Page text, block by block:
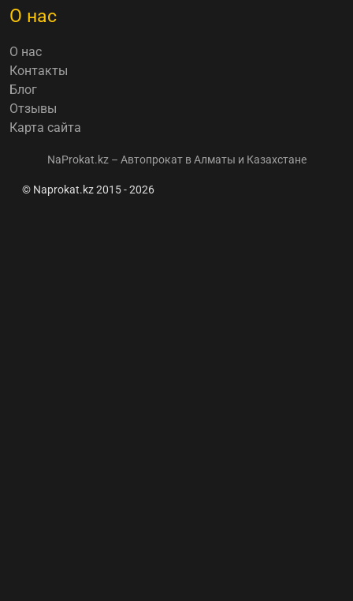
О нас
О нас
Контакты
Блог
Отзывы
Карта сайта
NaProkat.kz – Автопрокат в Алматы и Казахстане
© Naprokat.kz 2015 - 2026